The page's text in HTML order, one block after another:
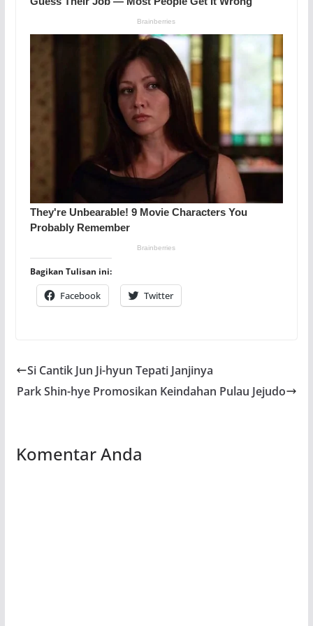
Bagikan Tulisan ini:
Facebook Twitter
Si Cantik Jun Ji-hyun Tepati Janjinya
Park Shin-hye Promosikan Keindahan Pulau Jejudo
Komentar Anda